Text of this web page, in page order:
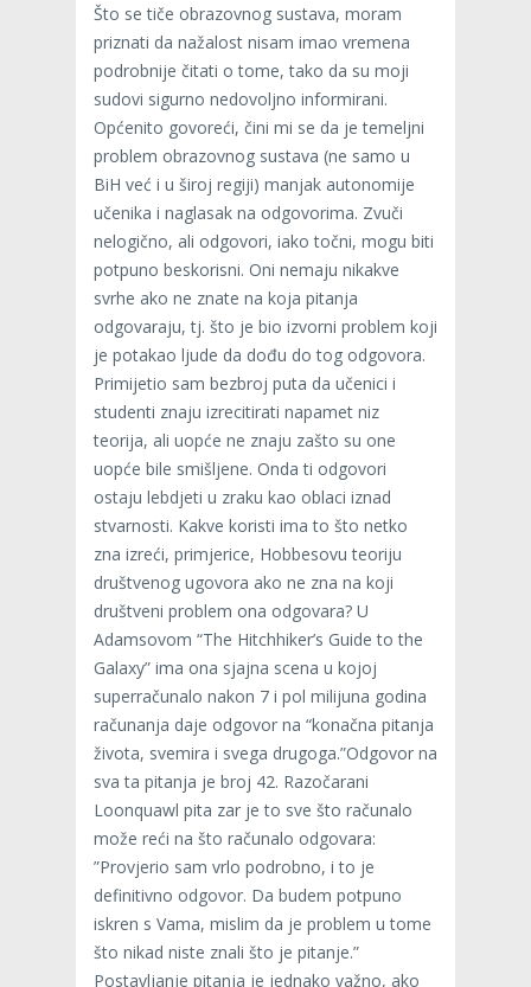
Što se tiče obrazovnog sustava, moram
priznati da nažalost nisam imao vremena
podrobnije čitati o tome, tako da su moji
sudovi sigurno nedovoljno informirani.
Općenito govoreći, čini mi se da je temeljni
problem obrazovnog sustava (ne samo u
BiH već i u široj regiji) manjak autonomije
učenika i naglasak na odgovorima. Zvuči
nelogično, ali odgovori, iako točni, mogu biti
potpuno beskorisni. Oni nemaju nikakve
svrhe ako ne znate na koja pitanja
odgovaraju, tj. što je bio izvorni problem koji
je potakao ljude da dođu do tog odgovora.
Primijetio sam bezbroj puta da učenici i
studenti znaju izrecitirati napamet niz
teorija, ali uopće ne znaju zašto su one
uopće bile smišljene. Onda ti odgovori
ostaju lebdjeti u zraku kao oblaci iznad
stvarnosti. Kakve koristi ima to što netko
zna izreći, primjerice, Hobbesovu teoriju
društvenog ugovora ako ne zna na koji
društveni problem ona odgovara? U
Adamsovom “The Hitchhiker’s Guide to the
Galaxy” ima ona sjajna scena u kojoj
superračunalo nakon 7 i pol milijuna godina
računanja daje odgovor na “konačna pitanja
života, svemira i svega drugoga.”Odgovor na
sva ta pitanja je broj 42. Razočarani
Loonquawl pita zar je to sve što računalo
može reći na što računalo odgovara:
”Provjerio sam vrlo podrobno, i to je
definitivno odgovor. Da budem potpuno
iskren s Vama, mislim da je problem u tome
što nikad niste znali što je pitanje.”
Postavljanje pitanja je jednako važno, ako